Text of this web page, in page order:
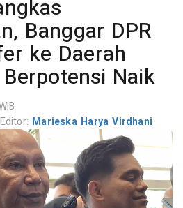
Banggar DPR
ke Daerah
Naik
Editor: Marieska Harya Virdhani